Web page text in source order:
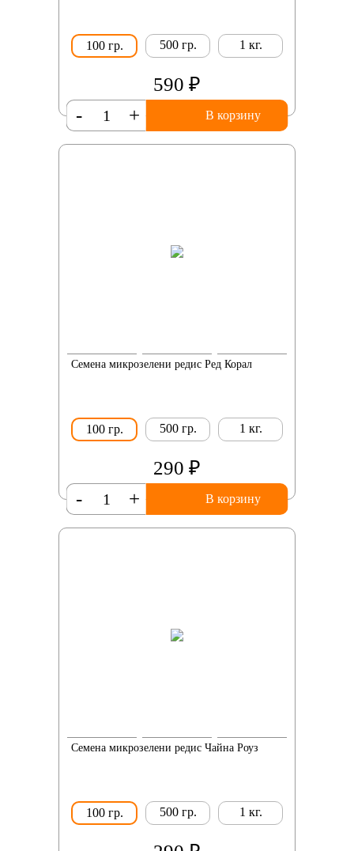
100 гр. 500 гр. 1 кг.
590 ₽
+
- В корзину
Семена микрозелени редис Ред Корал
100 гр. 500 гр. 1 кг.
290 ₽
+
- В корзину
Семена микрозелени редис Чайна Роуз
100 гр. 500 гр. 1 кг.